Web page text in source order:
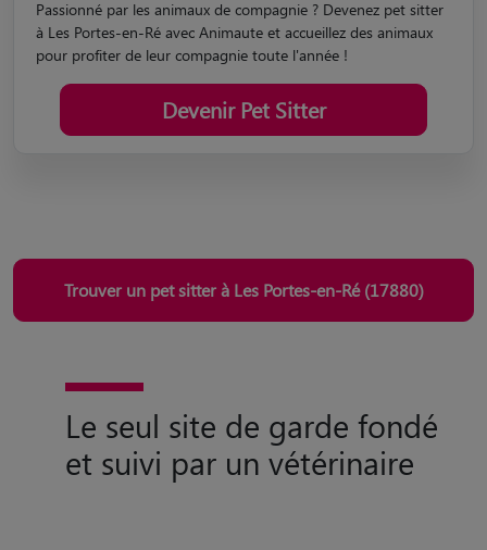
Passionné par les animaux de compagnie ? Devenez pet sitter
à Les Portes-en-Ré avec Animaute et accueillez des animaux
pour profiter de leur compagnie toute l'année !
Devenir Pet Sitter
Trouver un pet sitter à Les Portes-en-Ré (17880)
Le seul site de garde fondé
et suivi par un vétérinaire